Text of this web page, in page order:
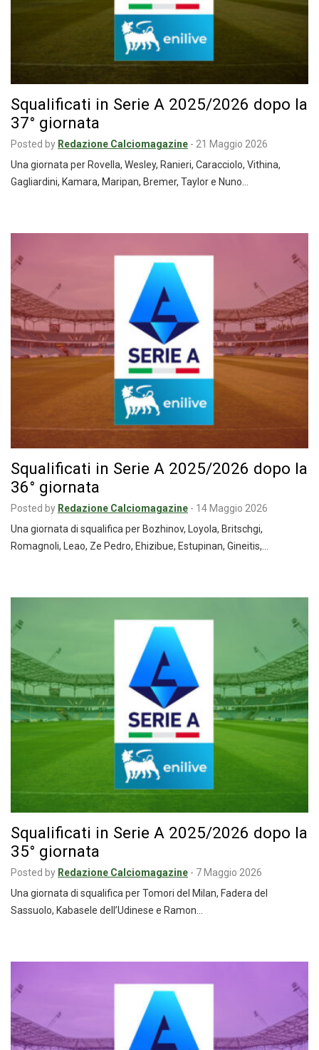
Squalificati in Serie A 2025/2026 dopo la
37° giornata
Posted by Redazione Calciomagazine - 21 Maggio 2026
Una giornata per Rovella, Wesley, Ranieri, Caracciolo, Vithina,
Gagliardini, Kamara, Maripan, Bremer, Taylor e Nuno…
Squalificati in Serie A 2025/2026 dopo la
36° giornata
Posted by Redazione Calciomagazine - 14 Maggio 2026
Una giornata di squalifica per Bozhinov, Loyola, Britschgi,
Romagnoli, Leao, Ze Pedro, Ehizibue, Estupinan, Gineitis,…
Squalificati in Serie A 2025/2026 dopo la
35° giornata
Posted by Redazione Calciomagazine - 7 Maggio 2026
Una giornata di squalifica per Tomori del Milan, Fadera del
Sassuolo, Kabasele dell’Udinese e Ramon…